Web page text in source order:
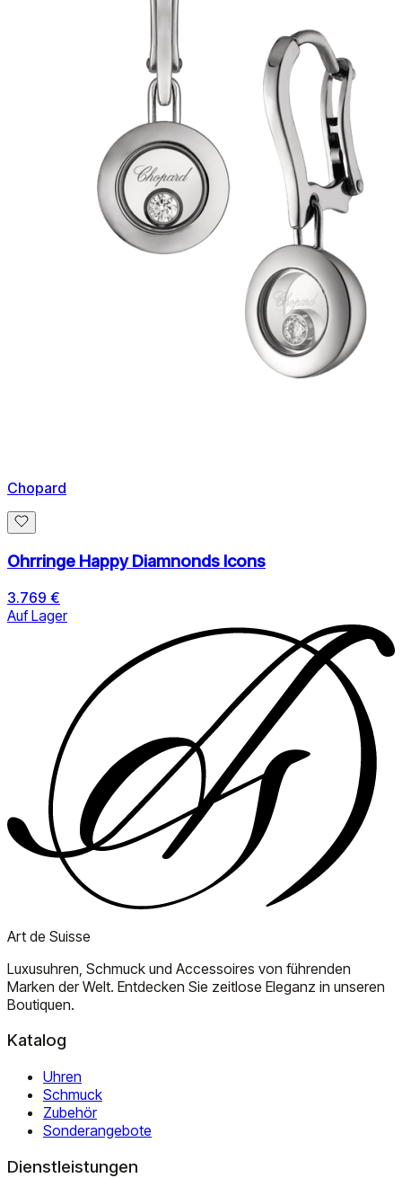
Chopard
Ohrringe Happy Diamnonds Icons
3.769 €
Auf Lager
Art de Suisse
Luxusuhren, Schmuck und Accessoires von führenden
Marken der Welt. Entdecken Sie zeitlose Eleganz in unseren
Boutiquen.
Katalog
Uhren
Schmuck
Zubehör
Sonderangebote
Dienstleistungen